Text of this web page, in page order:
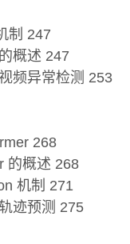
制 247
概述 247
频异常检测 253
268
的概述 268
机制 271
迹预测 275